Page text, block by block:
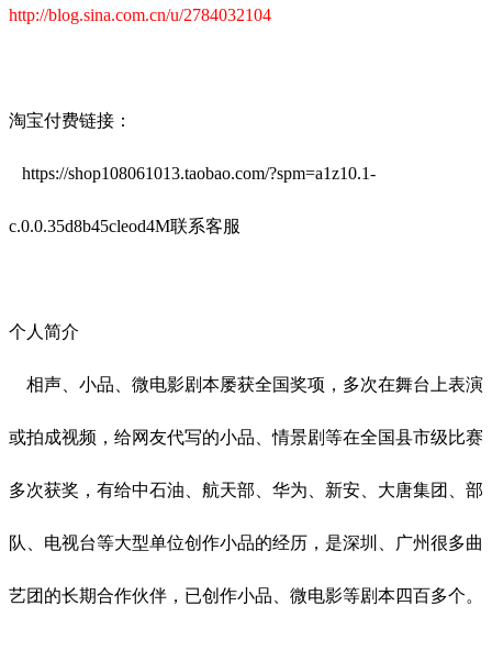
http://blog.sina.com.cn/u/2784032104
淘宝付费链接：
https://shop108061013.taobao.com/?spm=a1z10.1-
c.0.0.35d8b45cleod4M联系客服
个人简介
相声、小品、微电影剧本屡获全国奖项，多次在舞台上表演
或拍成视频，给网友代写的小品、情景剧等在全国县市级比赛
多次获奖，有给中石油、航天部、华为、新安、大唐集团、部
队、电视台等大型单位创作小品的经历，是深圳、广州很多曲
艺团的长期合作伙伴，已创作小品、微电影等剧本四百多个。